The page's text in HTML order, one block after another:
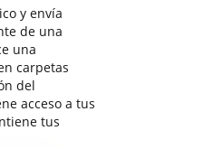
y envía
de una
una
carpetas
del
acceso a tus
tus